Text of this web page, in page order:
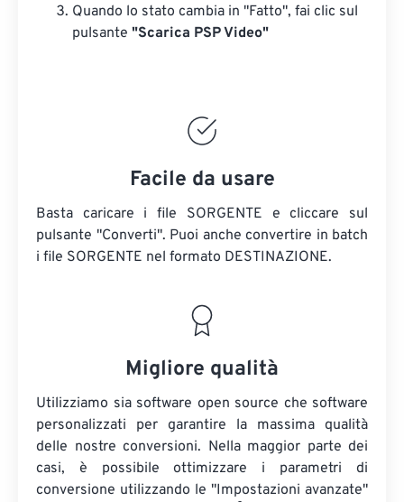
Quando lo stato cambia in "Fatto", fai clic sul
pulsante "Scarica PSP Video"
Facile da usare
Basta caricare i file SORGENTE e cliccare sul
pulsante "Converti". Puoi anche convertire in batch
i file SORGENTE nel formato DESTINAZIONE.
Migliore qualità
Utilizziamo sia software open source che software
personalizzati per garantire la massima qualità
delle nostre conversioni. Nella maggior parte dei
casi, è possibile ottimizzare i parametri di
conversione utilizzando le "Impostazioni avanzate"